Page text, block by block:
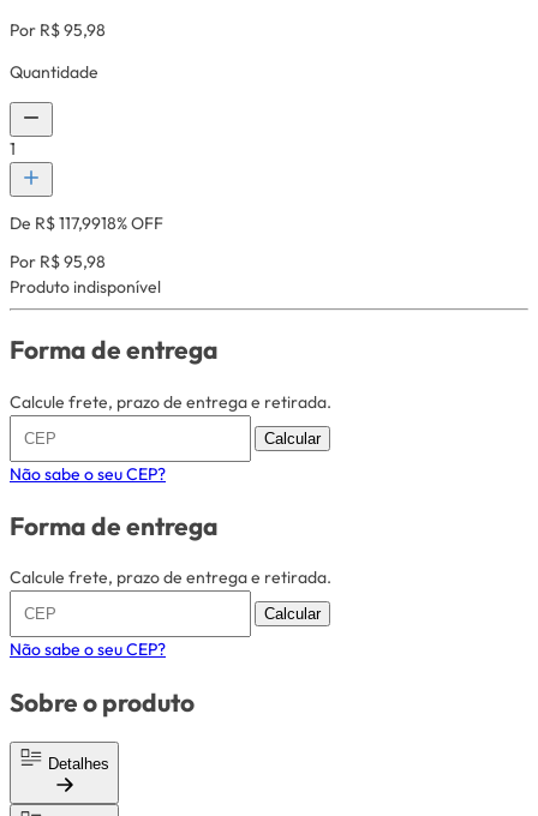
Por R$ 95,98
Quantidade
1
De R$ 117,9918% OFF
Por R$ 95,98
Produto indisponível
Forma de entrega
Calcule frete, prazo de entrega e retirada.
Calcular
Não sabe o seu CEP?
Forma de entrega
Calcule frete, prazo de entrega e retirada.
Calcular
Não sabe o seu CEP?
Sobre o produto
Detalhes